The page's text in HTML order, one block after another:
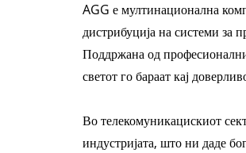
AGG е мултинационална
дистрибуција на системи за
Поддржана од
светот го бараат кај
Во телекомуникацискиот
индустријата, што ни даде